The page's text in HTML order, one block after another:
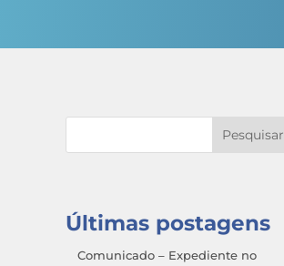
Pesquisar
Últimas postagens
Comunicado – Expediente no